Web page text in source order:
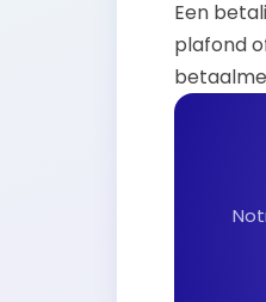
Een
plafond